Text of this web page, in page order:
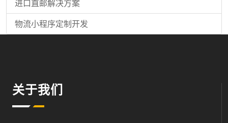
进口直邮解决方案
物流小程序定制开发
关于我们